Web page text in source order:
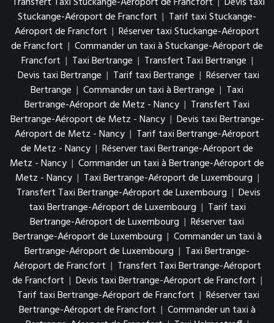
Stuckange-Aéroport de Francfort | Tarif taxi Stuckange-
Aéroport de Francfort | Réserver taxi Stuckange-Aéroport
de Francfort | Commander un taxi à Stuckange-Aéroport de
Francfort | Taxi Bertrange | Transfert Taxi Bertrange |
Devis taxi Bertrange | Tarif taxi Bertrange | Réserver taxi
Bertrange | Commander un taxi à Bertrange | Taxi
Bertrange-Aéroport de Metz - Nancy | Transfert Taxi
Bertrange-Aéroport de Metz - Nancy | Devis taxi Bertrange-
Aéroport de Metz - Nancy | Tarif taxi Bertrange-Aéroport
de Metz - Nancy | Réserver taxi Bertrange-Aéroport de
Metz - Nancy | Commander un taxi à Bertrange-Aéroport de
Metz - Nancy | Taxi Bertrange-Aéroport de Luxembourg |
Transfert Taxi Bertrange-Aéroport de Luxembourg | Devis
taxi Bertrange-Aéroport de Luxembourg | Tarif taxi
Bertrange-Aéroport de Luxembourg | Réserver taxi
Bertrange-Aéroport de Luxembourg | Commander un taxi à
Bertrange-Aéroport de Luxembourg | Taxi Bertrange-
Aéroport de Francfort | Transfert Taxi Bertrange-Aéroport
de Francfort | Devis taxi Bertrange-Aéroport de Francfort |
Tarif taxi Bertrange-Aéroport de Francfort | Réserver taxi
Bertrange-Aéroport de Francfort | Commander un taxi à